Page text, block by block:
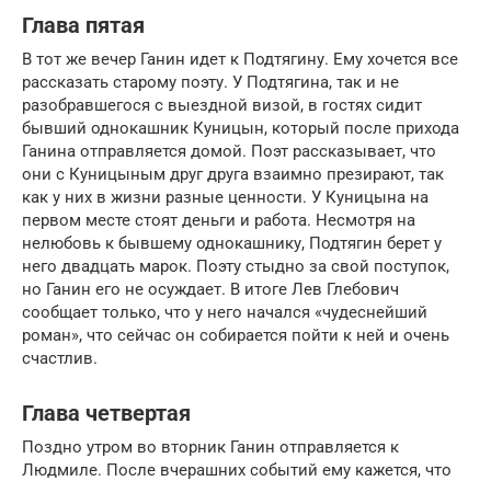
Глава пятая
В тот же вечер Ганин идет к Подтягину. Ему хочется все
рассказать старому поэту. У Подтягина, так и не
разобравшегося с выездной визой, в гостях сидит
бывший однокашник Куницын, который после прихода
Ганина отправляется домой. Поэт рассказывает, что
они с Куницыным друг друга взаимно презирают, так
как у них в жизни разные ценности. У Куницына на
первом месте стоят деньги и работа. Несмотря на
нелюбовь к бывшему однокашнику, Подтягин берет у
него двадцать марок. Поэту стыдно за свой поступок,
но Ганин его не осуждает. В итоге Лев Глебович
сообщает только, что у него начался «чудеснейший
роман», что сейчас он собирается пойти к ней и очень
счастлив.
Глава четвертая
Поздно утром во вторник Ганин отправляется к
Людмиле. После вчерашних событий ему кажется, что